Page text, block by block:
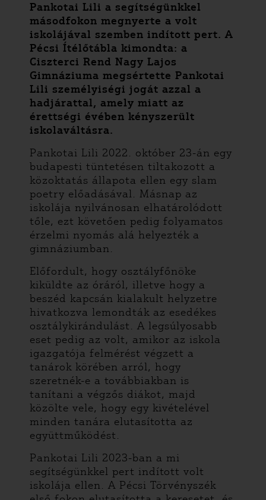
Pankotai Lili a segítségünkkel
másodfokon megnyerte a volt
iskolájával szemben indított pert. A
Pécsi Ítélőtábla kimondta: a
Ciszterci Rend Nagy Lajos
Gimnáziuma megsértette Pankotai
Lili személyiségi jogát azzal a
hadjárattal, amely miatt az
érettségi évében kényszerült
iskolaváltásra.
Pankotai Lili 2022. október 23-án egy
budapesti tüntetésen tiltakozott a
közoktatás állapota ellen egy slam
poetry előadásával. Másnap az
iskolája nyilvánosan elhatárolódott
tőle, ezt követően pedig folyamatos
érzelmi nyomás alá helyezték a
gimnáziumban.
Előfordult, hogy osztályfőnöke
kiküldte az óráról, illetve hogy a
beszéd kapcsán kialakult helyzetre
hivatkozva lemondták az esedékes
osztálykirándulást. A legsúlyosabb
eset pedig az volt, amikor az iskola
igazgatója felmérést végzett a
tanárok körében arról, hogy
szeretnék-e a továbbiakban is
tanítani a végzős diákot, majd
közölte vele, hogy egy kivételével
minden tanára elutasította az
együttműködést.
Pankotai Lili 2023-ban a mi
segítségünkkel pert indított volt
iskolája ellen. A Pécsi Törvényszék